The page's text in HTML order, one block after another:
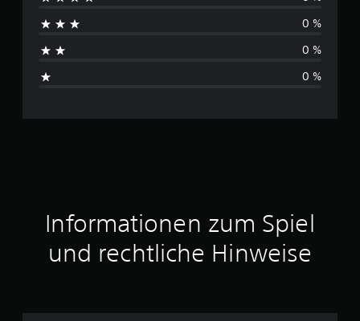
h
s
h
t
t
i
0 %
0 %
0 %
Informationen zum Spiel
und rechtliche Hinweise